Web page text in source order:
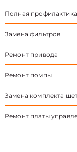
Полная профилактика
Замена фильтров
Ремонт привода
Ремонт помпы
Замена комплекта
Ремонт платы